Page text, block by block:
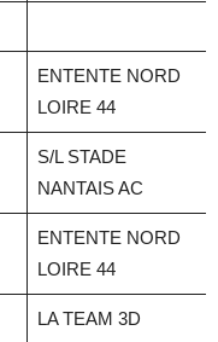
ENTENTE NORD
LOIRE 44
S/L STADE
NANTAIS AC
ENTENTE NORD
LOIRE 44
LA TEAM 3D